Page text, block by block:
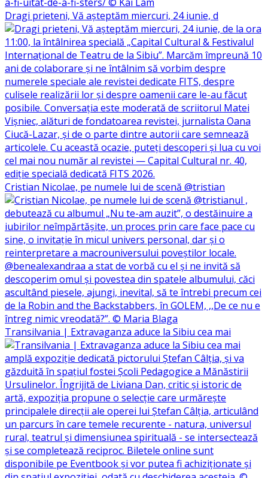
Dragi prieteni, Vă așteptăm miercuri, 24 iunie, d
Cristian Nicolae, pe numele lui de scenă @tristian
Transilvania | Extravaganza aduce la Sibiu cea mai